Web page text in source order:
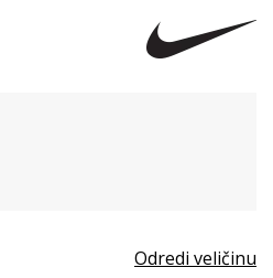
Odredi veličinu